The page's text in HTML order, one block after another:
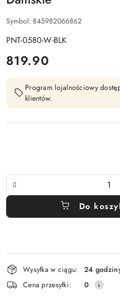
Symbol: 845982066862
PNT-0580-W-BLK
cena:
819.90
Program lojalnościowy
klientów.
Ilość
Do
Dostępność
i
dostawa
Wysyłka w ciągu:
24
Cena przesyłki:
0